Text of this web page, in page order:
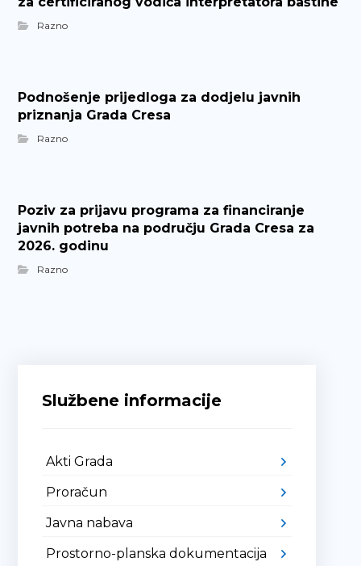
Razno
Podnošenje prijedloga za dodjelu javnih
priznanja Grada Cresa
Razno
Poziv za prijavu programa za financiranje
javnih potreba na području Grada Cresa za
2026. godinu
Razno
Službene informacije
Akti Grada
Proračun
Javna nabava
Prostorno-planska dokumentacija